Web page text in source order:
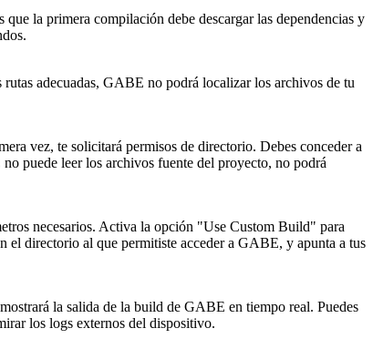
la primera compilación debe descargar las dependencias y
adecuadas, GABE no podrá localizar los archivos de tu
vez, te solicitará permisos de directorio. Debes conceder a
puede leer los archivos fuente del proyecto, no podrá
necesarios. Activa la opción "Use Custom Build" para
el directorio al que permitiste acceder a GABE, y apunta a tus
la salida de la build de GABE en tiempo real. Puedes
los logs externos del dispositivo.